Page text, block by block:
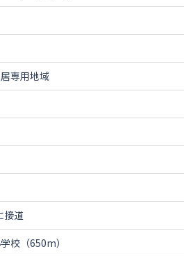
専用地域
接道
校（650m）